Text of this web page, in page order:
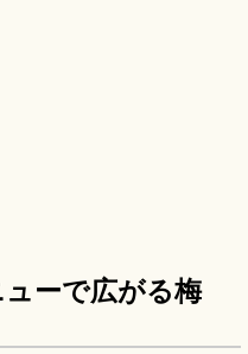
ーで広がる梅